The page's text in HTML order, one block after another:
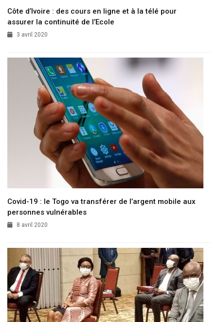
Côte d’Ivoire : des cours en ligne et à la télé pour
assurer la continuité de l’Ecole
3 avril 2020
Covid-19 : le Togo va transférer de l’argent mobile aux
personnes vulnérables
8 avril 2020